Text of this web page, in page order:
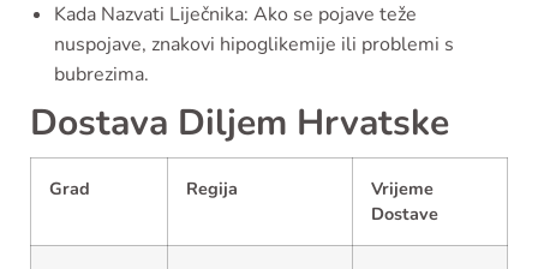
Kada Nazvati Liječnika: Ako se pojave teže
nuspojave, znakovi hipoglikemije ili problemi s
bubrezima.
Dostava Diljem Hrvatske
Grad Regija
Vrijeme
Dostave